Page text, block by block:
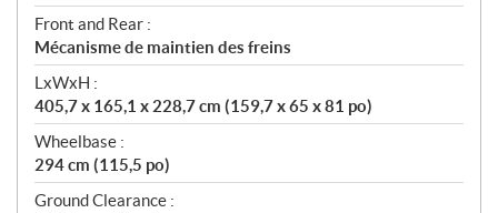
Front and Rear :
Mécanisme de maintien des freins
LxWxH :
405,7 x 165,1 x 228,7 cm (159,7 x 65 x 81 po)
Wheelbase :
294 cm (115,5 po)
Ground Clearance :